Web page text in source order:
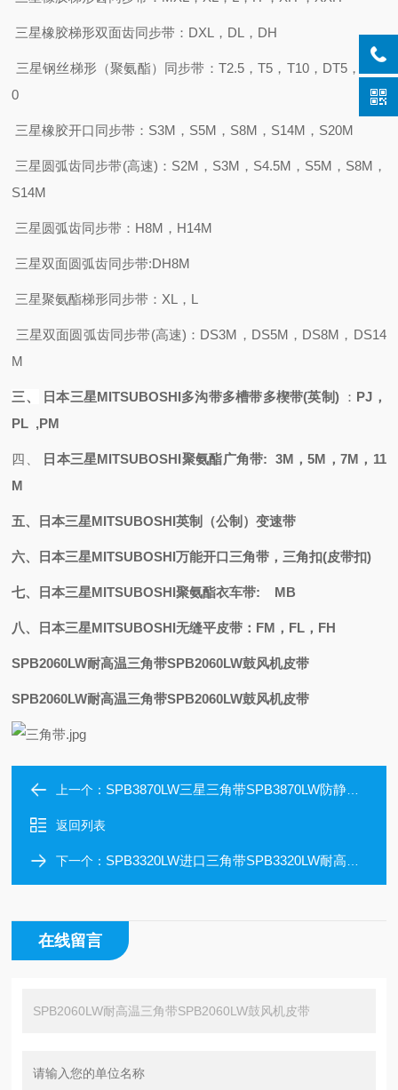
三星橡胶梯形双面齿同步带： DXL，DL，DH
三星钢丝梯形（聚氨酯）同步带： T2.5，T5，T10，DT5，DT1
0
三星橡胶开口同步带： S3M，S5M，S8M，S14M，S20M
三星圆弧齿同步带(高速)：S2M，S3M，S4.5M，S5M，S8M，
S14M
三星圆弧齿同步带： H8M，H14M
三星双面圆弧齿同步带:DH8M
三星聚氨酯梯形同步带： XL，L
三星双面圆弧齿同步带(高速)：DS3M，DS5M，DS8M，DS14
M
三、 日本三星MITSUBOSHI多沟带多槽带多楔带(英制) ： PJ，
PL ,PM
四、 日本三星MITSUBOSHI聚氨酯广角带: 3M，5M，7M，11
M
五、日本三星MITSUBOSHI英制（公制）变速带
六、日本三星MITSUBOSHI万能开口三角带，三角扣(皮带扣)
七、日本三星MITSUBOSHI聚氨酯衣车带: MB
八、日本三星MITSUBOSHI无缝平皮带：FM，FL，FH
SPB2060LW耐高温三角带SPB2060LW鼓风机皮带
SPB2060LW耐高温三角带SPB2060LW鼓风机皮带
上一个： SPB3870LW三星三角带SPB3870LW防静电皮带
返回列表
下一个： SPB3320LW进口三角带SPB3320LW耐高温皮带
在线留言